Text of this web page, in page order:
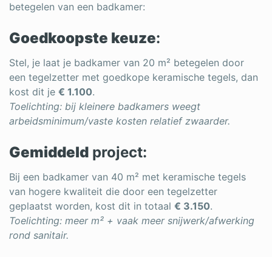
betegelen van een badkamer:
Goedkoopste keuze:
Stel, je laat je badkamer van 20 m² betegelen door
een tegelzetter met goedkope keramische tegels, dan
kost dit je € 1.100.
Toelichting: bij kleinere badkamers weegt
arbeidsminimum/vaste kosten relatief zwaarder.
Gemiddeld project:
Bij een badkamer van 40 m² met keramische tegels
van hogere kwaliteit die door een tegelzetter
geplaatst worden, kost dit in totaal € 3.150.
Toelichting: meer m² + vaak meer snijwerk/afwerking
rond sanitair.